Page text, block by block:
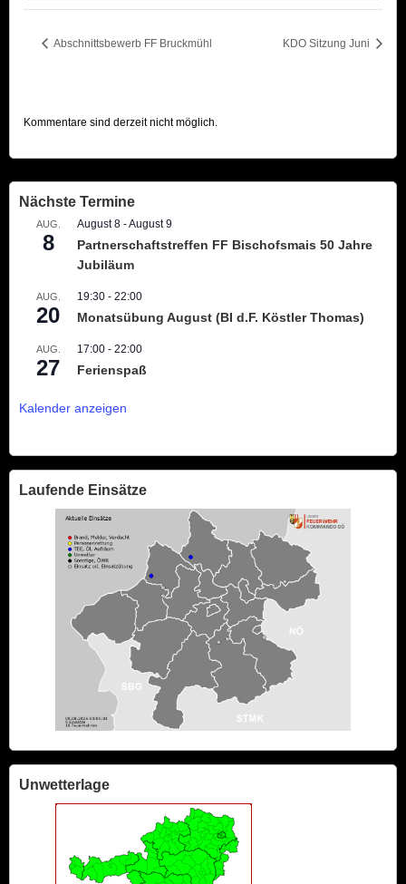
Abschnittsbewerb FF Bruckmühl KDO Sitzung Juni
Kommentare sind derzeit nicht möglich.
Nächste Termine
AUG.
8
August 8 -August 9
Partnerschaftstreffen FF Bischofsmais 50 Jahre
Jubiläum
AUG.
20
19:30 - 22:00
Monatsübung August (BI d.F. Köstler Thomas)
AUG.
27
17:00 - 22:00
Ferienspaß
Kalender anzeigen
Laufende Einsätze
Unwetterlage